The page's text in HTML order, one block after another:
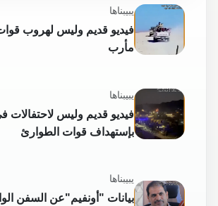
يبيبناها
فيديو قديم وليس لهروب
مأرب
يبيبناها
فيديو قديم وليس لاحتفالات
بإستهداف قوات الطوارئ
يبيبناها
بيانات "أونفيم"عن السفن